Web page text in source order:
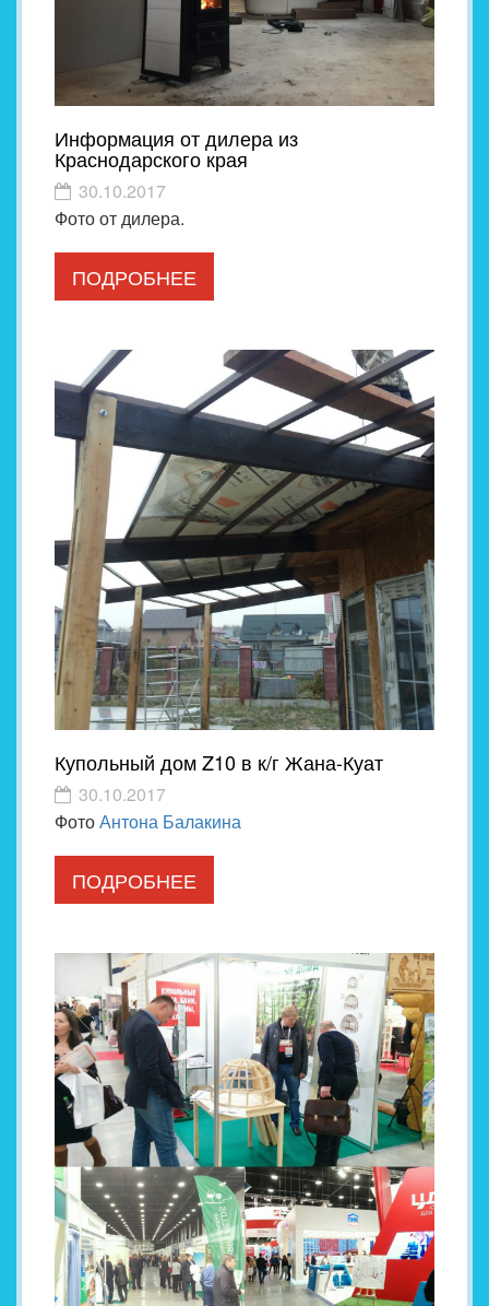
Информация от дилера из
Краснодарского края
30.10.2017
Фото от дилера.
ПОДРОБНЕЕ
Купольный дом Z10 в к/г Жана-Куат
30.10.2017
ФотоАнтона Балакина
ПОДРОБНЕЕ